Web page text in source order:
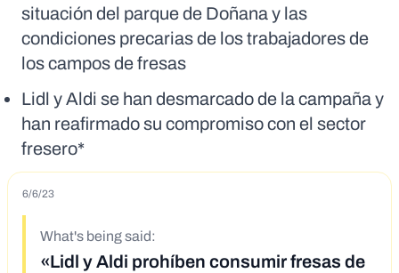
situación del parque de Doñana y las
condiciones precarias de los trabajadores de
los campos de fresas
Lidl y Aldi se han desmarcado de la campaña y
han reafirmado su compromiso con el sector
fresero*
6/6/23
What's being said:
«Lidl y Aldi prohíben consumir fresas de